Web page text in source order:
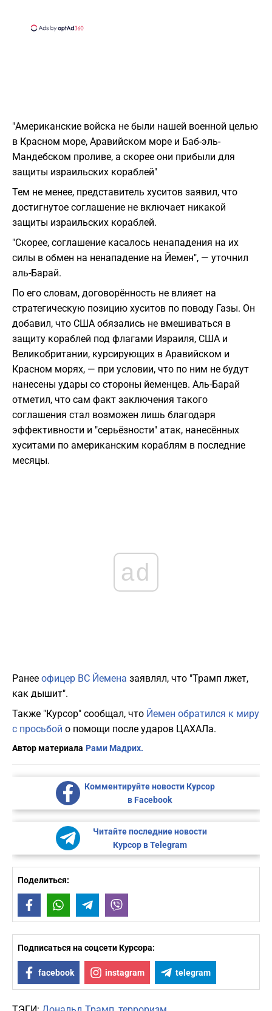
"Американские войска не были нашей военной целью
в Красном море, Аравийском море и Баб-эль-
Мандебском проливе, а скорее они прибыли для
защиты израильских кораблей"
Тем не менее, представитель хуситов заявил, что
достигнутое соглашение не включает никакой
защиты израильских кораблей.
"Скорее, соглашение касалось ненападения на их
силы в обмен на ненападение на Йемен", — уточнил
аль-Барай.
По его словам, договорённость не влияет на
стратегическую позицию хуситов по поводу Газы. Он
добавил, что США обязались не вмешиваться в
защиту кораблей под флагами Израиля, США и
Великобритании, курсирующих в Аравийском и
Красном морях, — при условии, что по ним не будут
нанесены удары со стороны йеменцев. Аль-Барай
отметил, что сам факт заключения такого
соглашения стал возможен лишь благодаря
эффективности и "серьёзности" атак, нанесённых
хуситами по американским кораблям в последние
месяцы.
ad
Ранее офицер ВС Йемена заявлял, что "Трамп лжет,
как дышит".
Также "Курсор" сообщал, что Йемен обратился к миру
с просьбой о помощи после ударов ЦАХАЛа.
Автор материала Рами Мадрих.
Комментируйте новости Курсор
в Facebook
Читайте последние новости
Курсор в Telegram
Поделиться:
FacebookWhatsAppTelegram
Подписаться на соцсети Курсора:
facebook instagram telegram